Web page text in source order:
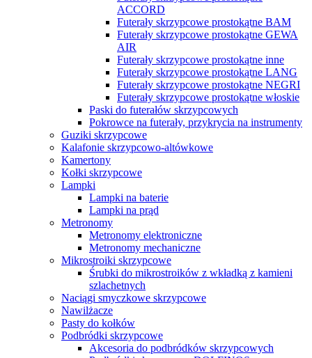
ACCORD
Futerały skrzypcowe prostokątne BAM
Futerały skrzypcowe prostokątne GEWA
AIR
Futerały skrzypcowe prostokątne inne
Futerały skrzypcowe prostokątne LANG
Futerały skrzypcowe prostokątne NEGRI
Futerały skrzypcowe prostokątne włoskie
Paski do futerałów skrzypcowych
Pokrowce na futerały, przykrycia na instrumenty
Guziki skrzypcowe
Kalafonie skrzypcowo-altówkowe
Kamertony
Kołki skrzypcowe
Lampki
Lampki na baterie
Lampki na prąd
Metronomy
Metronomy elektroniczne
Metronomy mechaniczne
Mikrostroiki skrzypcowe
Śrubki do mikrostroików z wkładką z kamieni
szlachetnych
Naciągi smyczkowe skrzypcowe
Nawilżacze
Pasty do kołków
Podbródki skrzypcowe
Akcesoria do podbródków skrzypcowych